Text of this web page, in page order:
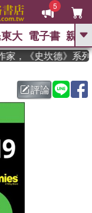
5
GO
父親節 、 如果歷
暑期推薦 、 國際布克
女孩：黎曼猜想
大 電子書 親子
，《史坎德》系列
評論